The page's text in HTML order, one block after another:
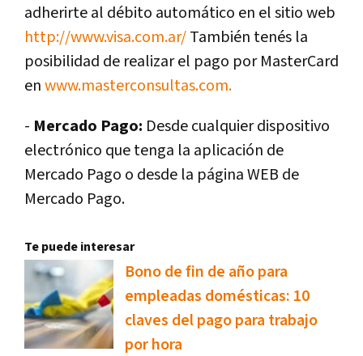
adherirte al débito automático en el sitio web
http://www.visa.com.ar/También tenés la
posibilidad de realizar el pago por MasterCard
enwww.masterconsultas.com.
- Mercado Pago: Desde cualquier dispositivo
electrónico que tenga la aplicación de
Mercado Pago o desde la página WEB de
Mercado Pago.
Te puede interesar
Bono de fin de año para
empleadas domésticas: 10
claves del pago para trabajo
por hora